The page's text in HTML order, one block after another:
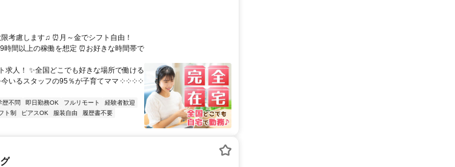
考慮します♫ ⏰月～金でシフト自由！
時間以上の稼働を想定 ⏰お好きな時間帯で
求人！ ✨全国どこでも好きな場所で働ける
いるスタッフの95％が子育てママ ༶ ༶ ༶ ༶
歴不問 即日勤務OK フルリモート
経験者歓迎
ト制 ピアスOK 服装自由
履歴書不要